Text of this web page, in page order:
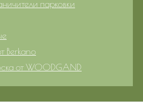
парковки
Berkano
от WOODGAND